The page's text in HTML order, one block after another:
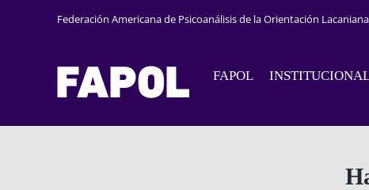
Federación Americana de Psicoanálisis de la Orientación Lacaniana
FAPOL